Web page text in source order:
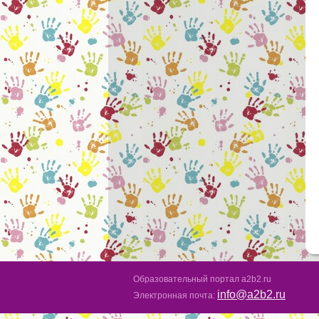
Образовательный портал a2b2.ru
Электронная почта: info@a2b2.ru